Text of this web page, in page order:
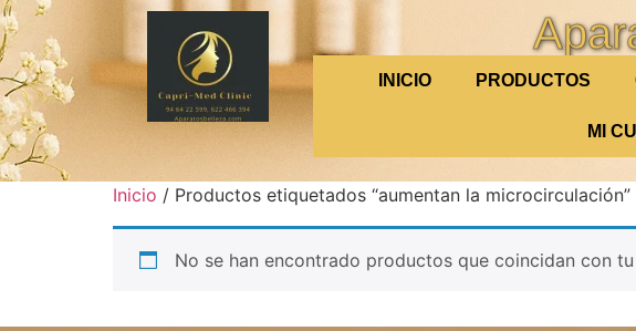
INICIO PRODUCTOS
MI
Inicio / Productos etiquetados “aumentan la microcirculación”
No se han encontrado productos que coincidan con